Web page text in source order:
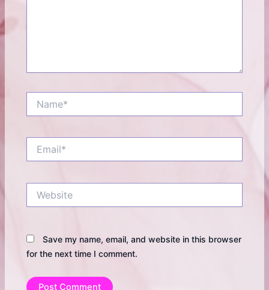
Save my name, email, and website in this browser
for the next time I comment.